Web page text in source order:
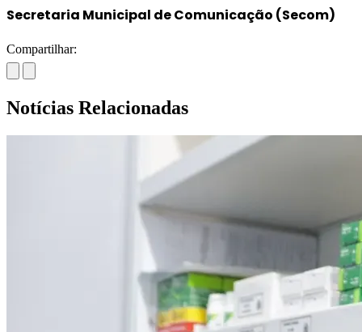
Secretaria Municipal de Comunicação (Secom)
Compartilhar:
Notícias Relacionadas